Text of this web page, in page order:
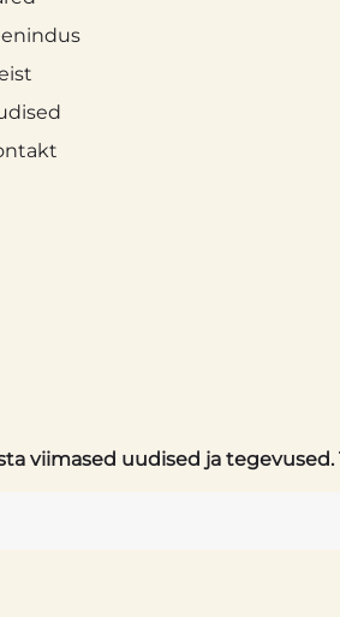
viimased uudised ja